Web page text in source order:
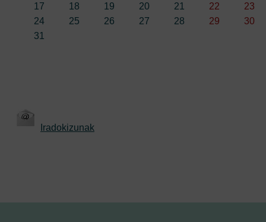
17
18 19 20 21 22
23
24
25 26 27 28 29
30
31
Iradokizunak